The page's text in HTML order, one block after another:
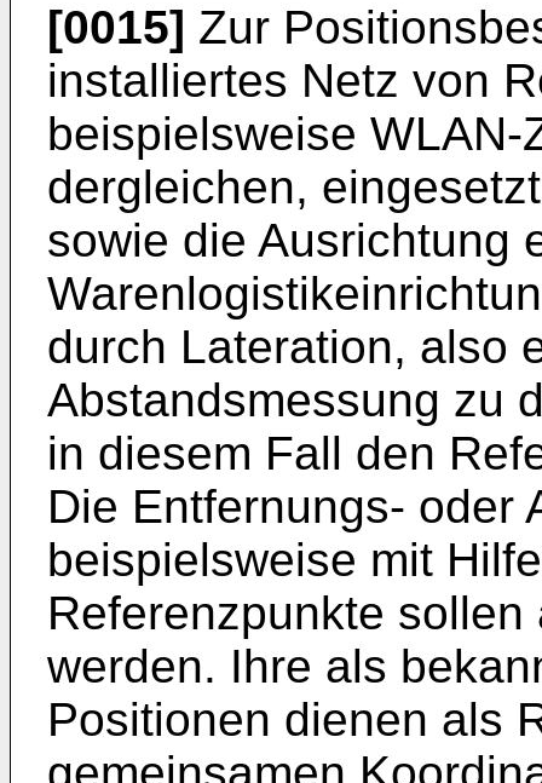
[0015] Zur
installiertes Netz von
beispielsweise
dergleichen,
sowie die Ausrichtung
durch Lateration, also
Abstandsmessung zu
in diesem Fall den
Die Entfernungs- oder
beispielsweise mit
Referenzpunkte
werden. Ihre als
Positionen dienen als